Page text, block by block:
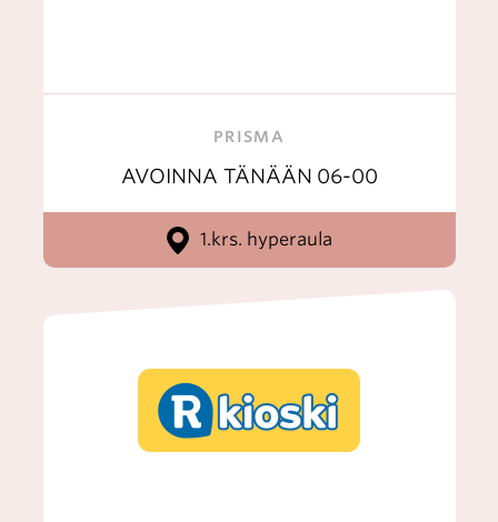
PRISMA
AVOINNA TÄNÄÄN 06-00
1.krs. hyperaula